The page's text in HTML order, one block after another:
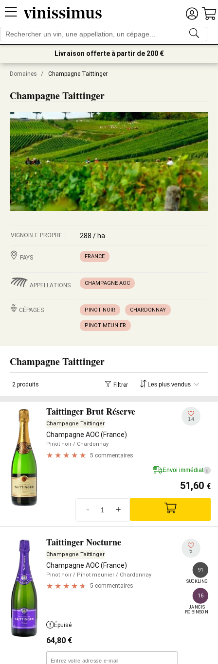
Livraison offerte à partir de 200 €
Domaines / Champagne Taittinger
Champagne Taittinger
VIGNOBLE PROPRE : 288 / ha
PAYS FRANCE
APPELLATIONS CHAMPAGNE AOC
CÉPAGES PINOT NOIR CHARDONNAY
PINOT MEUNIER
Champagne Taittinger
2 produits Filtrer
Taittinger Brut Réserve
Champagne Taittinger
Champagne AOC (France)
Pinot noir / Chardonnay
5 commentaires
14
Envoi immédiat i
51,60 €
- +
Taittinger Nocturne
Champagne Taittinger
Champagne AOC (France)
Pinot noir / Pinot meunier / Chardonnay
5 commentaires
5
91
SUCKLING
16
JANCIS
ROBINSON
Épuisé
64,80 €